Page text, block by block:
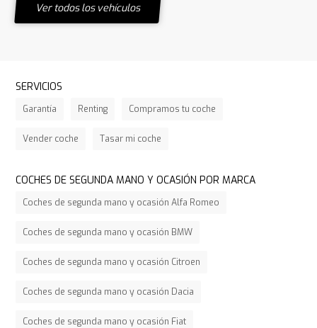
Ver todos los vehículos
SERVICIOS
Garantía Renting Compramos tu coche
Vender coche Tasar mi coche
COCHES DE SEGUNDA MANO Y OCASIÓN POR MARCA
Coches de segunda mano y ocasión Alfa Romeo
Coches de segunda mano y ocasión BMW
Coches de segunda mano y ocasión Citroen
Coches de segunda mano y ocasión Dacia
Coches de segunda mano y ocasión Fiat